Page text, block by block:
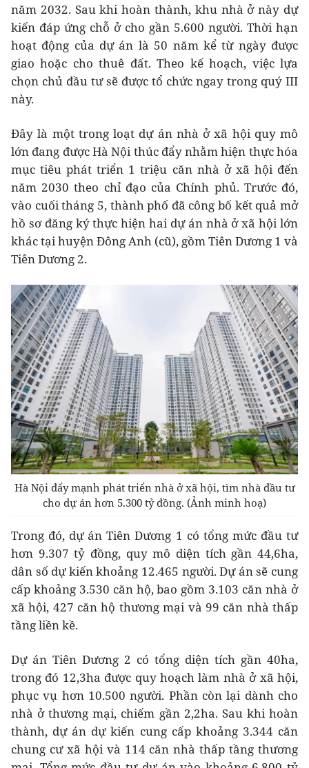
năm 2032. Sau khi hoàn thành, khu nhà ở này dự
kiến đáp ứng chỗ ở cho gần 5.600 người. Thời hạn
hoạt động của dự án là 50 năm kể từ ngày được
giao hoặc cho thuê đất. Theo kế hoạch, việc lựa
chọn chủ đầu tư sẽ được tổ chức ngay trong quý III
này.
Đây là một trong loạt dự án nhà ở xã hội quy mô
lớn đang được Hà Nội thúc đẩy nhằm hiện thực hóa
mục tiêu phát triển 1 triệu căn nhà ở xã hội đến
năm 2030 theo chỉ đạo của Chính phủ. Trước đó,
vào cuối tháng 5, thành phố đã công bố kết quả mở
hồ sơ đăng ký thực hiện hai dự án nhà ở xã hội lớn
khác tại huyện Đông Anh (cũ), gồm Tiên Dương 1 và
Tiên Dương 2.
Hà Nội đẩy mạnh phát triển nhà ở xã hội, tìm nhà đầu tư
cho dự án hơn 5.300 tỷ đồng. (Ảnh minh hoạ)
Trong đó, dự án Tiên Dương 1 có tổng mức đầu tư
hơn 9.307 tỷ đồng, quy mô diện tích gần 44,6ha,
dân số dự kiến khoảng 12.465 người. Dự án sẽ cung
cấp khoảng 3.530 căn hộ, bao gồm 3.103 căn nhà ở
xã hội, 427 căn hộ thương mại và 99 căn nhà thấp
tầng liền kề.
Dự án Tiên Dương 2 có tổng diện tích gần 40ha,
trong đó 12,3ha được quy hoạch làm nhà ở xã hội,
phục vụ hơn 10.500 người. Phần còn lại dành cho
nhà ở thương mại, chiếm gần 2,2ha. Sau khi hoàn
thành, dự án dự kiến cung cấp khoảng 3.344 căn
chung cư xã hội và 114 căn nhà thấp tầng thương